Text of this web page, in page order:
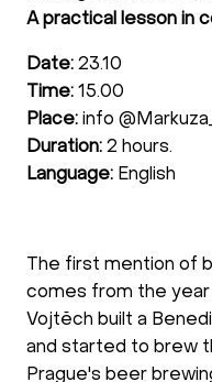
A practical lesson in
Date: 23.10
Time: 15.00
Place: info
Duration: 2 hours.
Language: English
The first mention of
comes from the year
Vojtěch built a
and started to brew
Prague's beer